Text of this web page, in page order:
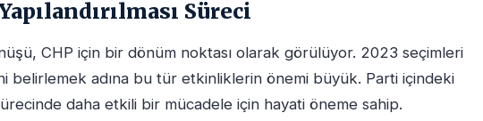
Süreci
CHP için bir dönüm noktası olarak görülüyor. 2023 seçimleri
belirlemek adına bu tür etkinliklerin önemi büyük. Parti içindeki
daha etkili bir mücadele için hayati öneme sahip.